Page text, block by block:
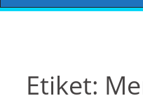
Etiket: